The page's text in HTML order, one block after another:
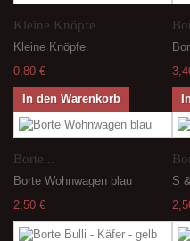
Kleine Knöpfe
Kleine Knöpfe
0,80 €
In den Warenkorb
Borte...
Borte Wohnwagen blau
2,50 €
S